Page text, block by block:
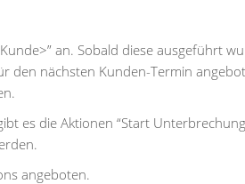
an. Sobald diese ausgeführt
den nächsten Kunden-Termin
es die Aktionen “Start
angeboten.